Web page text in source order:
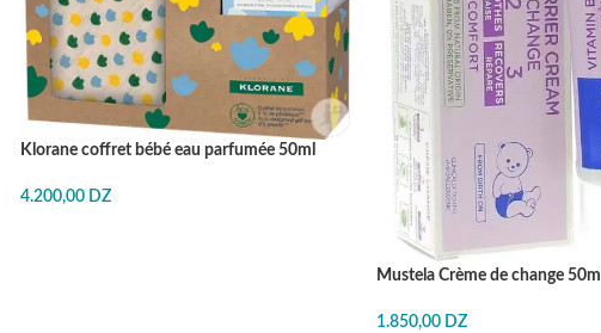
Klorane coffret bébé eau parfumée 50ml
4.200,00 DZ
Mustela Crème de change 50ml
1.850,00 DZ